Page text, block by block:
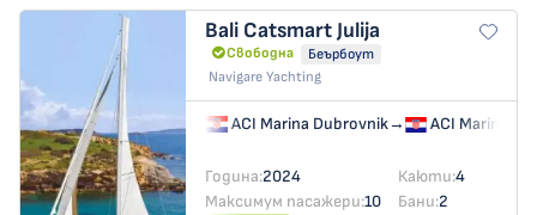
Bali Catsmart Julija
Свободна
Беърбоут
Navigare Yachting
ACI Marina Dubrovnik→ ACI Marina
Година:2024 Каюти:4
Максимум пасажери:10 Бани:2